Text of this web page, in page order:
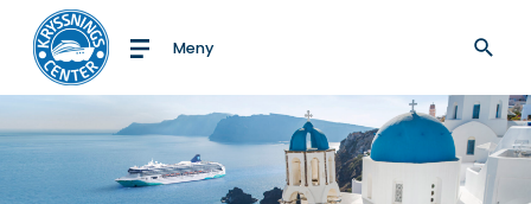
Till startsidan
Meny